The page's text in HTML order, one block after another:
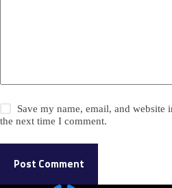
Save my name, email, and website
the next time I comment.
Post Comment